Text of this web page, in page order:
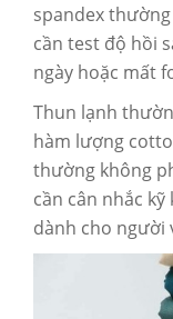
spandex
cần test độ hồi
ngày hoặc mất
Thun lạnh
hàm lượng
thường không
cần cân nhắc
dành cho người